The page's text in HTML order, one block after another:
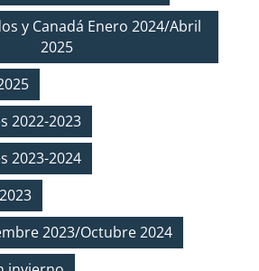
y Canadá Enero 2024/Abril
2025
2022-2023
2023-2024
2023/Octubre 2024